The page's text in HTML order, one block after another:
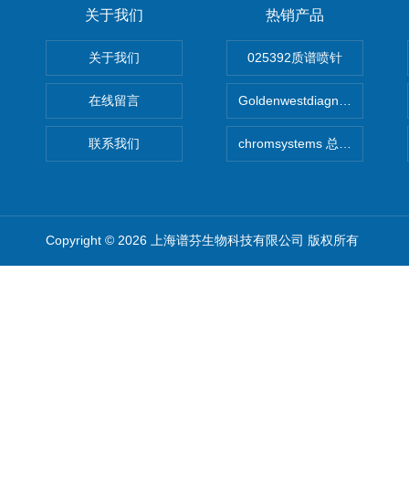
关于我们
关于我们
在线留言
联系我们
热销产品
025392质谱喷针
Goldenwestdiagnostics总代
chromsystems 总代理
Copyright © 2026 上海谱芬生物科技有限公司 版权所有